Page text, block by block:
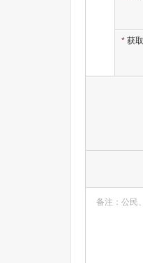
* 获
备注：公民